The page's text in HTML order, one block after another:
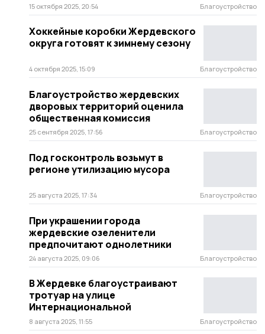
15 октября 2025, 20:54 Благоустройство
Хоккейные коробки Жердевского
округа готовят к зимнему сезону
4 октября 2025, 15:09 Благоустройство
Благоустройство жердевских
дворовых территорий оценила
общественная комиссия
25 сентября 2025, 17:56 Благоустройство
Под госконтроль возьмут в
регионе утилизацию мусора
25 августа 2025, 17:34 Благоустройство
При украшении города
жердевские озеленители
предпочитают однолетники
24 августа 2025, 09:06 Благоустройство
В Жердевке благоустраивают
тротуар на улице
Интернациональной
8 августа 2025, 11:55 Благоустройство